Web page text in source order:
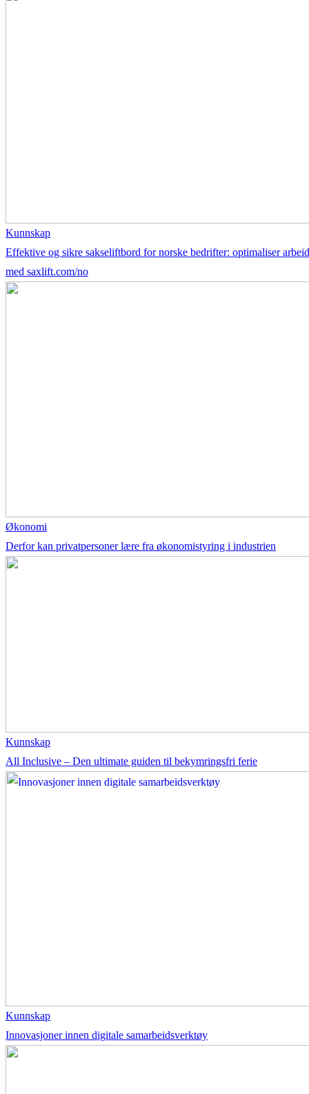
Kunnskap
Effektive og sikre sakseliftbord for norske bedrifter: optimaliser
med saxlift.com/no
Økonomi
Derfor kan privatpersoner lære fra økonomistyring i industrien
Kunnskap
All Inclusive – Den ultimate guiden til bekymringsfri ferie
Kunnskap
Innovasjoner innen digitale samarbeidsverktøy